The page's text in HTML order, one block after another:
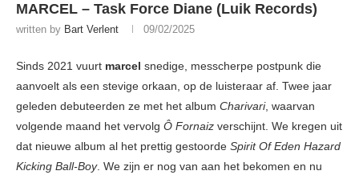
MARCEL – Task Force Diane (Luik Records)
written by Bart Verlent 09/02/2025
Sinds 2021 vuurt marcel snedige, messcherpe postpunk die
aanvoelt als een stevige orkaan, op de luisteraar af. Twee jaar
geleden debuteerden ze met het album Charivari, waarvan
volgende maand het vervolg Ô Fornaiz verschijnt. We kregen uit
dat nieuwe album al het prettig gestoorde Spirit Of Eden Hazard
Kicking Ball-Boy. We zijn er nog van aan het bekomen en nu